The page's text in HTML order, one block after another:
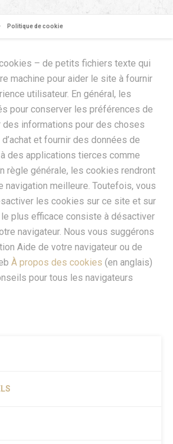
Politique de cookie
– de petits fichiers texte qui
machine pour aider le site à fournir
utilisateur. En général, les
pour conserver les préférences de
des informations pour des choses
et fournir des données de
des applications tierces comme
règle générale, les cookies rendront
navigation meilleure. Toutefois, vous
les cookies sur ce site et sur
le plus efficace consiste à désactiver
navigateur. Nous vous suggérons
Aide de votre navigateur ou de
À propos des cookies (en anglais)
pour tous les navigateurs